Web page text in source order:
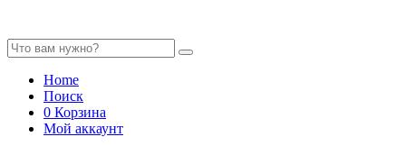
Home
Поиск
0 Корзина
Мой аккаунт